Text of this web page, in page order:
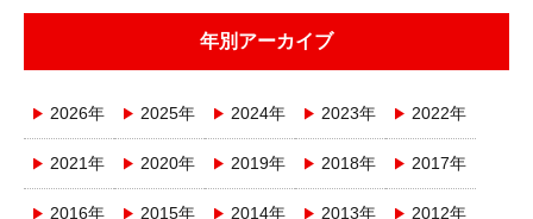
年別アーカイブ
2026年 2025年 2024年 2023年 2022年
2021年 2020年 2019年 2018年 2017年
2016年 2015年 2014年 2013年 2012年